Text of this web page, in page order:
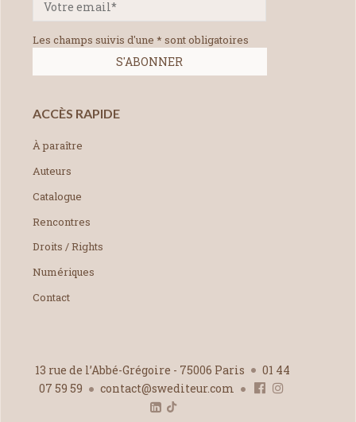
Les champs suivis d'une * sont obligatoires
ACCÈS RAPIDE
À paraître
Auteurs
Catalogue
Rencontres
Droits / Rights
Numériques
Contact
13 rue de l’Abbé-Grégoire - 75006 Paris
01 44
07 59 59
contact@swediteur.com